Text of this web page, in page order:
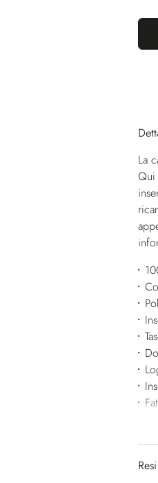
La
Qui